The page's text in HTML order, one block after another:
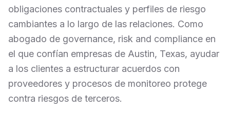
obligaciones contractuales y perfiles de riesgo
cambiantes a lo largo de las relaciones. Como
abogado de governance, risk and compliance en
el que confían empresas de Austin, Texas, ayudar
a los clientes a estructurar acuerdos con
proveedores y procesos de monitoreo protege
contra riesgos de terceros.